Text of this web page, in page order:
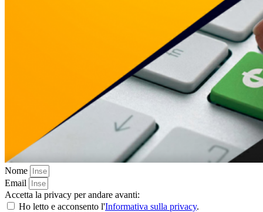
Nome
Email
Accetta la privacy per andare avanti:
Ho letto e acconsento l'Informativa sulla privacy.